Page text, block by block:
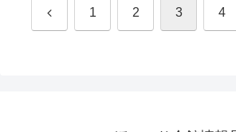
前 1 2 3 4